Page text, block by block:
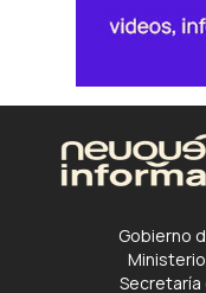
Gobierno
Secretaría